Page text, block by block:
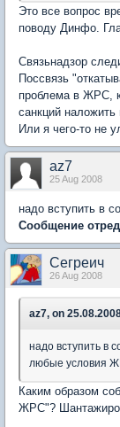
Это все вопрос
поводу Динфо.
Связьнадзор
Поссвязь
проблема в ЖРС,
санкций
Или я чего-то не
az7
25 Aug 2008
надо вступить в
Сообщение
Сегреич
26 Aug 2008
az7, on
надо вступить в
любые условия
Каким образом
ЖРС"?